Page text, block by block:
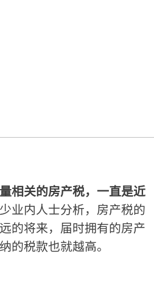
相关的房产税，一直是近
业内人士分析，房产税的
的将来，届时拥有的房产
的税款也就越高。